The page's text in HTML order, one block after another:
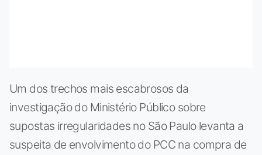
Um dos trechos mais escabrosos da
investigação do Ministério Público sobre
supostas irregularidades no São Paulo levanta a
suspeita de envolvimento do PCC na compra de